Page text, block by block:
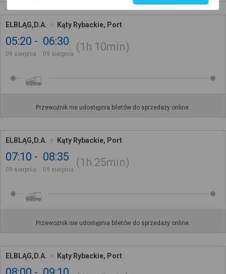
ELBLĄG,D.A. Kąty Rybackie, Port
05:20
09 sierpnia
06:30
09 sierpnia
1h 10min
Przewoźnik nie udostępnia biletów do sprzedaży online.
ELBLĄG,D.A. Kąty Rybackie, Port
07:10
09 sierpnia
08:35
09 sierpnia
1h 25min
Przewoźnik nie udostępnia biletów do sprzedaży online.
ELBLĄG,D.A. Kąty Rybackie, Port